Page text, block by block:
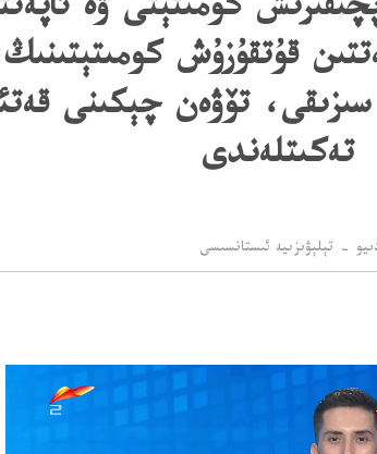
كومىتېتى ۋە
قۇتقۇزۇش
سىزىقى، تۆۋەن چېكىنى
تەكىتلەندى
- تېلېۋىزىيە ئىستانسىسى